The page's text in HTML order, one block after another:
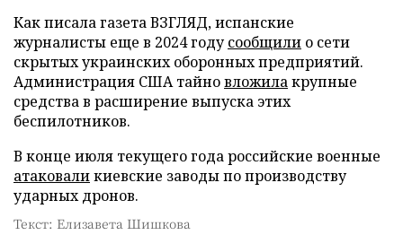
Как писала газета ВЗГЛЯД, испанские
журналисты еще в 2024 годусообщили о сети
скрытых украинских оборонных предприятий.
Администрация США тайновложилакрупные
средства в расширение выпуска этих
беспилотников.
В конце июля текущего года российские военные
атаковаликиевские заводы по производству
ударных дронов.
Текст: Елизавета Шишкова